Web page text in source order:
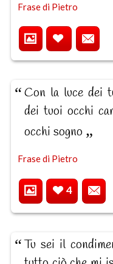
Frase di Pietro
Con la luce dei
dei tuoi occhi
occhi sogno
Frase di Pietro
4
Tu sei il